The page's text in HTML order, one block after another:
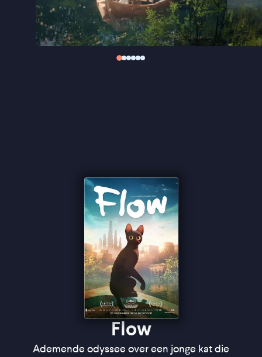
maken staan symbool voor iets groters, terwijl de
dieren tegelijkertijd opvallend zichzelf blijven.
Honderden katten- en andere dierenfilmpjes
keken de animatoren om het gedrag en de
“Veel aan Flow is prachtig en overtuigend” ★★★
“Prachtige beelden en veel details waarbij je vaak
ogen tekort komt” –de Filmkrant
Flow
Ademende odyssee over een jonge kat die